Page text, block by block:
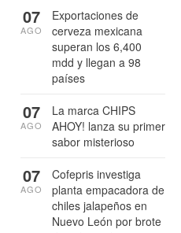
Exportaciones de
cerveza mexicana
superan los 6,400
mdd y llegan a 98
países
07
AGO
La marca CHIPS
AHOY! lanza su primer
sabor misterioso
07
AGO
Cofepris investiga
planta empacadora de
chiles jalapeños en
Nuevo León por brote
07
AGO